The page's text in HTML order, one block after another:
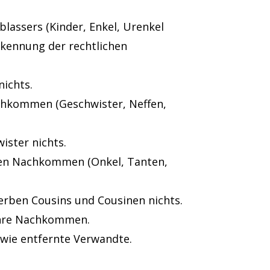
(Kinder, Enkel, Urenkel
der rechtlichen
(Geschwister, Neffen,
nichts.
Nachkommen (Onkel, Tanten,
Cousins und Cousinen nichts.
Nachkommen.
entfernte Verwandte.